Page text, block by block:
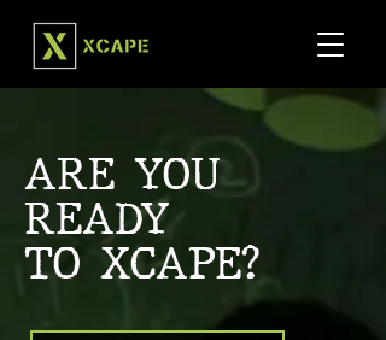
ARE YOU
READY
TO XCAPE?